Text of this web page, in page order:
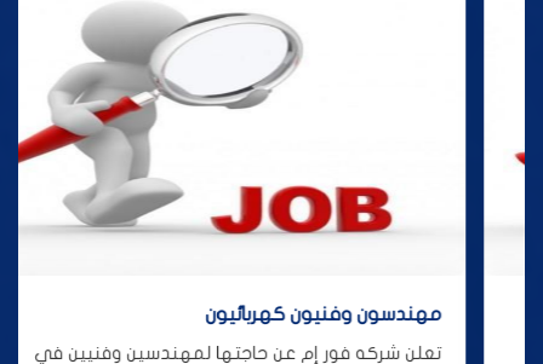
تعلن شركه فور إم عن
حاجتها لمهندسين وفنيين في